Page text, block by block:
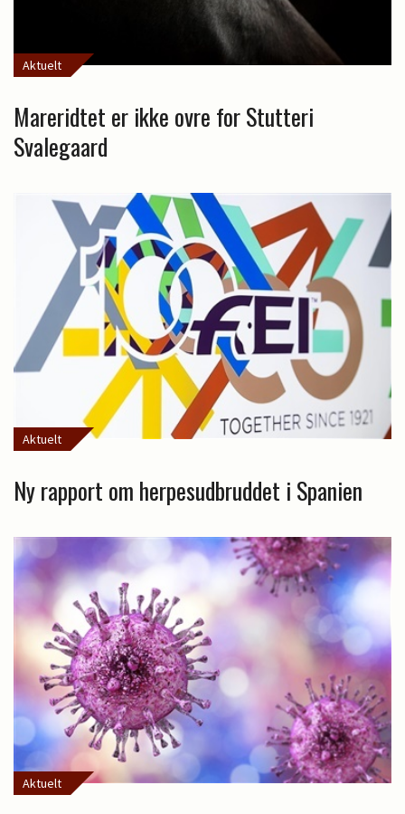
Aktuelt
Mareridtet er ikke ovre for Stutteri
Svalegaard
Aktuelt
Ny rapport om herpesudbruddet i Spanien
Aktuelt